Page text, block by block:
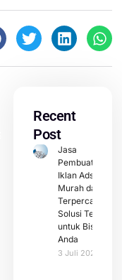
Recent
Post
Jasa
Pembuatan
Iklan Ads
Murah dan
Terpercaya:
Solusi Tepat
untuk Bisnis
Anda
3 Juli 2024